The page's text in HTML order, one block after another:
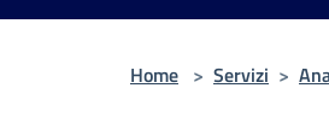
Home > Servizi >